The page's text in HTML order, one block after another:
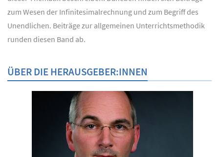
zum Wesen der Infinitesimalrechnung und zum Begriff des
Unendlichen. Beiträge zur allgemeinen Unterrichtsmethodik
runden diesen Band ab.
ÜBER DIE HERAUSGEBER:INNEN